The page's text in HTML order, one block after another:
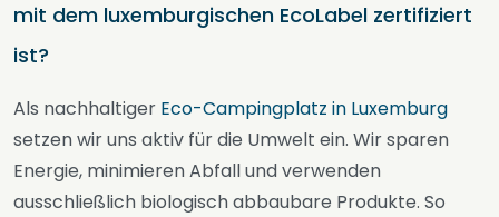
mit dem luxemburgischen EcoLabel zertifiziert
ist?
Als nachhaltiger Eco-Campingplatz in Luxemburg
setzen wir uns aktiv für die Umwelt ein. Wir sparen
Energie, minimieren Abfall und verwenden
ausschließlich biologisch abbaubare Produkte. So